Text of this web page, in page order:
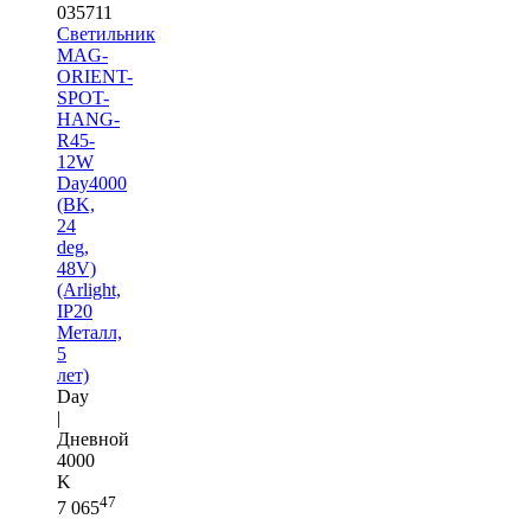
035711
Светильник
MAG-
ORIENT-
SPOT-
HANG-
R45-
12W
Day4000
(BK,
24
deg,
48V)
(Arlight,
IP20
Металл,
5
лет)
Day
|
Дневной
4000
K
7 06547